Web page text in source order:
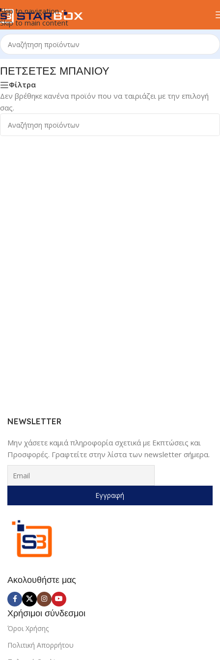
Skip to navigation
Skip to main content
/ΣΠΙΤΙ, ΕΠΙΠΛΑ & ΣΥΣΚΕΥΕΣ/ΜΠΑΝΙΟ/ΠΕΤΣΕΤΕΣ ΜΠΑΝΙΟΥ
ΠΕΤΣΕΤΕΣ ΜΠΑΝΙΟΥ
Φίλτρα
Δεν βρέθηκε κανένα προϊόν που να ταιριάζει με την επιλογή
σας.
Ακολουθήστε μας
Χρήσιμοι σύνδεσμοι
Όροι Χρήσης
Πολιτική Απορρήτου
NEWSLETTER
Μην χάσετε καμιά πληροφορία σχετικά με Εκπτώσεις και
Προσφορές. Γραφτείτε στην λίστα των newsletter σήμερα.